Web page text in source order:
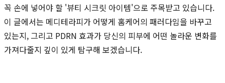
꼭 손에 넣어야 할 '뷰티 시크릿 아이템'으로 주목받고 있습니다.
이 글에서는 메디테라피가 어떻게 홈케어의 패러다임을 바꾸고
있는지, 그리고 PDRN 효과가 당신의 피부에 어떤 놀라운 변화를
가져다줄지 깊이 있게 탐구해 보겠습니다.